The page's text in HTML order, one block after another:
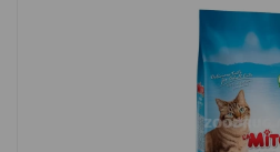
необходимые для обеспечения
благополучия питомцев.